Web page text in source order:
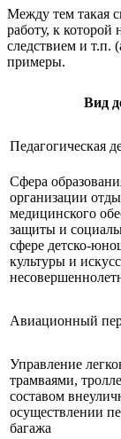
Между тем такая
работу, к
следствием и т.п.
примеры.
Вид
Педагогическая
Сфера
организации
медицинского
защиты и
сфере детско-
культуры и
Авиационный
Управление
трамваями,
составом
осуществлении
багажа